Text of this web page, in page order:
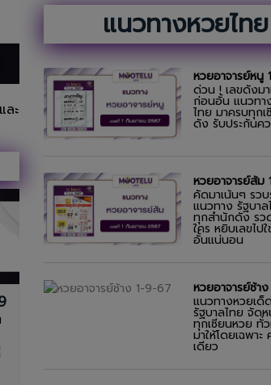
ะ
แนวทางหวยไทย
หวยอาจารย์หนู
ด่วน ! เลขดังม
ก่อนอั้น แนวทา
ไทย มาครบทุก
ดัง รับประกันค
หวยอาจารย์ส้ม
คัดมาเน้นๆ รว
แนวทาง รัฐบา
ทุกสำนักดัง รว
ใคร หยิบเลขไป
อั้นแน่นอน
หวยอาจารย์ช้า
แนวทางหวยเด็
รัฐบาลไทย จัด
ทุกเซียนหวย ทั่
มาให้โดยเฉพาะ
เดียว